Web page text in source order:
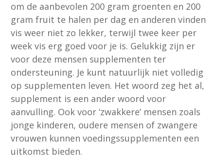
om de aanbevolen 200 gram groenten en 200
gram fruit te halen per dag en anderen vinden
vis weer niet zo lekker, terwijl twee keer per
week vis erg goed voor je is. Gelukkig zijn er
voor deze mensen supplementen ter
ondersteuning. Je kunt natuurlijk niet volledig
op supplementen leven. Het woord zeg het al,
supplement is een ander woord voor
aanvulling. Ook voor ‘zwakkere’ mensen zoals
jonge kinderen, oudere mensen of zwangere
vrouwen kunnen voedingssupplementen een
uitkomst bieden.